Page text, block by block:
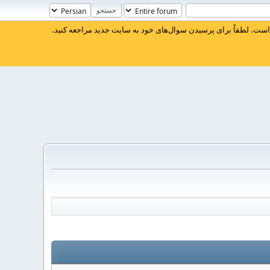
لطفاً برای پرسیدن سوال‌های خود به سایت جدید مراجعه کنید.